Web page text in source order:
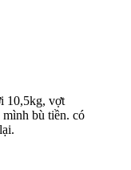
10,5kg, vợt
bù tiền. có